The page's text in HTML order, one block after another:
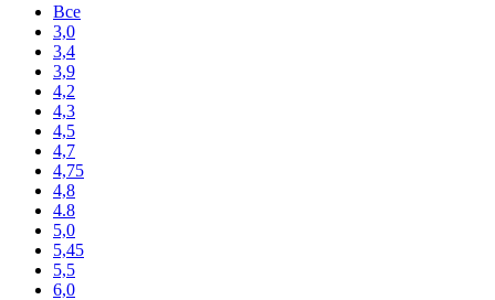
Все
3,0
3,4
3,9
4,2
4,3
4,5
4,7
4,75
4,8
4.8
5,0
5,45
5,5
6,0